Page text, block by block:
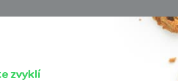
O
zvyklí